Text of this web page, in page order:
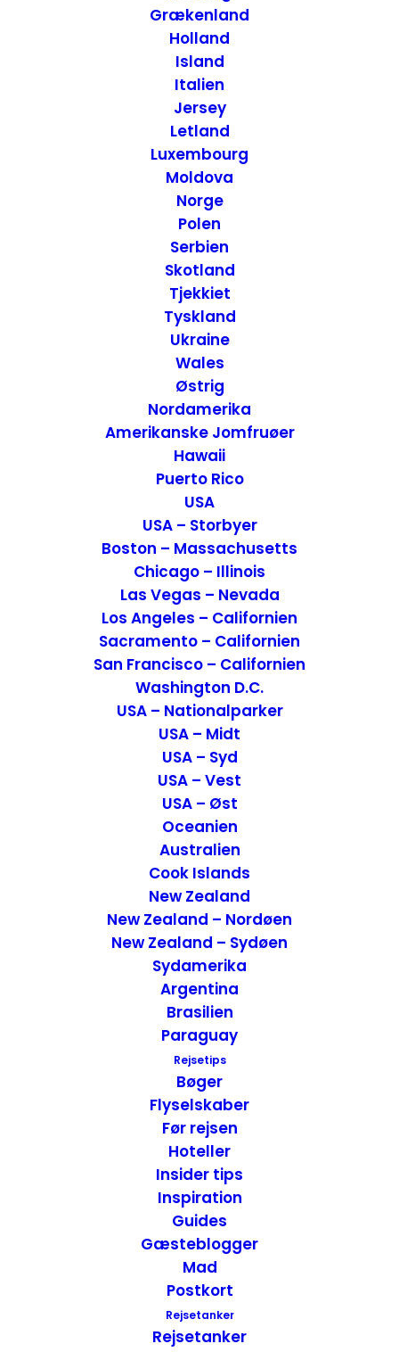
Grækenland
Holland
Island
Italien
Jersey
Letland
Luxembourg
Moldova
Norge
Polen
Serbien
Skotland
Tjekkiet
Tyskland
Ukraine
Wales
Østrig
Nordamerika
Amerikanske Jomfruøer
Hawaii
Puerto Rico
USA
USA – Storbyer
Boston – Massachusetts
Chicago – Illinois
Las Vegas – Nevada
Los Angeles – Californien
Sacramento – Californien
San Francisco – Californien
Washington D.C.
USA – Nationalparker
USA – Midt
USA – Syd
USA – Vest
USA – Øst
Oceanien
Australien
Cook Islands
New Zealand
New Zealand – Nordøen
New Zealand – Sydøen
Sydamerika
Argentina
Brasilien
Paraguay
Rejsetips
Bøger
Flyselskaber
Før rejsen
Hoteller
Insider tips
Inspiration
Guides
Gæsteblogger
Mad
Postkort
Rejsetanker
Rejsetanker
12 Postkort fra Road Trip i det Nordvestlige USA
Inspiration, Postkort
12 Postkort fra Moldova
Vores 19 Favorit Rejsebilleder fra 2019
Thailand, USA
Inspiration